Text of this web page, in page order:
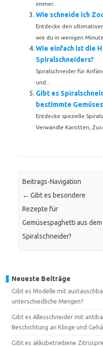
immer...
Wie schneide ich
Entdecke den
wie du in wenigen
Wie einfach ist die
Spiralschneiders?
Spiralschneider für
und...
Gibt es
bestimmte
Entdecke spezielle
Verwandle Karotten,
Beitrags-Navigation
← Gibt es besondere
Rezepte für
Gemüsespaghetti aus dem
Spiralschneider?
Neueste Beiträge
Gibt es Modelle mit
unterschiedliche Mengen?
Gibt es Allesschneider mit
Beschichtung an Klinge und
Gibt es akkubetriebene